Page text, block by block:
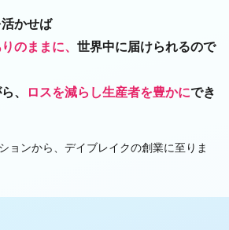
かせば
のままに、 世界中に届けられるので
、
ロスを減らし生産者を豊かにでき
ョンから、デイブレイクの創業に至りま